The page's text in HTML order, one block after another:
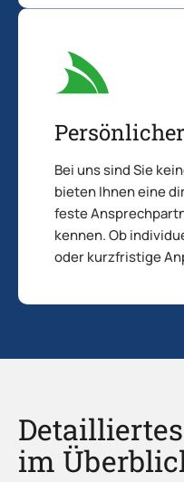
Bei uns sind Sie
bieten Ihnen eine
feste
kennen. Ob
oder kurzfristige
im